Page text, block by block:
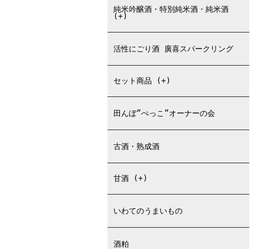
純米吟醸酒・特別純米酒・純米酒
(+)
活性にごり酒 廣喜スパークリング
セット商品 (+)
田んぼ”ぺっこ”オーナーの会
古酒・熟成酒
甘酒 (+)
いわてのうまいもの
酒粕